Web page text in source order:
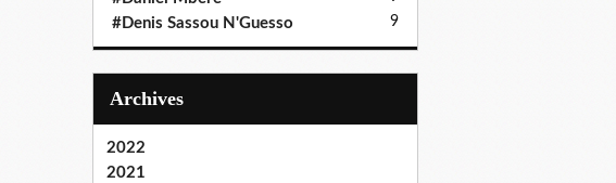
#Denis Sassou N'Guesso 9
Archives
2022
2021